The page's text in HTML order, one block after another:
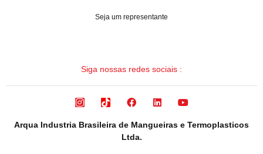
Seja um representante
Siga nossas redes sociais :
Arqua Industria Brasileira de Mangueiras e Termoplasticos
Ltda.